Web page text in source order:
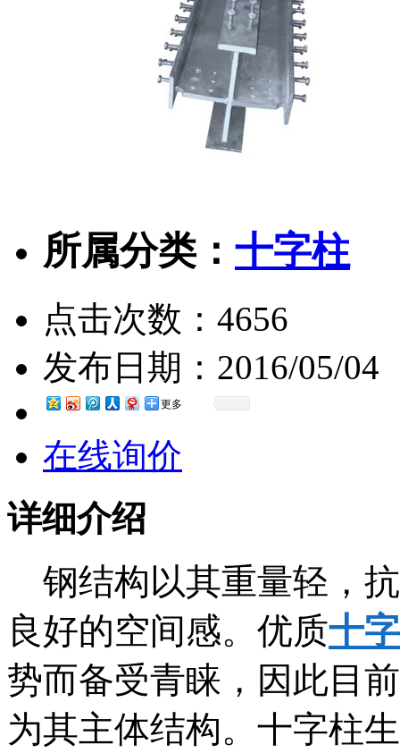
所属分类： 十字柱
点击次数： 4656
发布日期： 2016/05/04
更多
在线询价
详细介绍
钢结构以其重量轻，
良好的空间感。优质十
势而备受青睐，因此目
为其主体结构。十字柱